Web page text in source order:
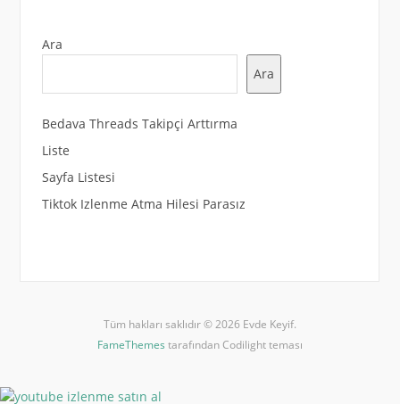
Ara
Ara
Bedava Threads Takipçi Arttırma
Liste
Sayfa Listesi
Tiktok Izlenme Atma Hilesi Parasız
Tüm hakları saklıdır © 2026 Evde Keyif.
FameThemes tarafından Codilight teması